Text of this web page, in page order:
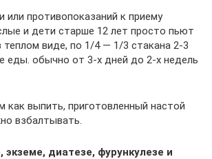
или противопоказаний к приему
и дети старше 12 лет просто пьют
теплом виде, по 1/4 — 1/3 стакана 2-3
еды. обычно от 3-х дней до 2-х недель
как выпить, приготовленный настой
взбалтывать.
экземе, диатезе, фурункулезе и